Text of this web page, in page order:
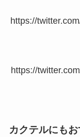
https://
https://
カクテルにも